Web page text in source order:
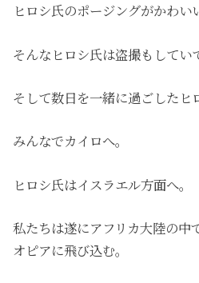
ヒロシ氏のポージングがかわい
そんなヒロシ氏は盗撮もしてい
そして数日を一緒に過ごしたヒ
みんなでカイロへ。
ヒロシ氏はイスラエル方面へ。
私たちは遂にアフリカ大陸の中
オピアに飛び込む。